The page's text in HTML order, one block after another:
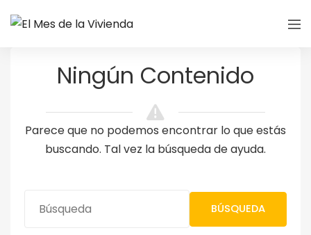
Ningún Contenido
Parece que no podemos encontrar lo que estás
buscando. Tal vez la búsqueda de ayuda.
BÚSQUEDA